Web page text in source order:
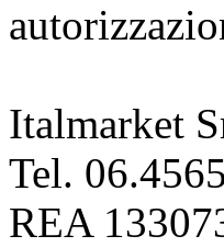
Italmarket
Tel.
REA